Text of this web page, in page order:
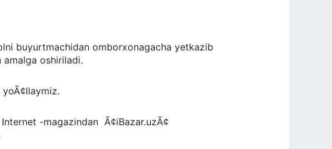
buyurtmachidan omborxonagacha yetkazib
amalga oshiriladi.
-magazindan Ã¢iBazar.uzÃ¢